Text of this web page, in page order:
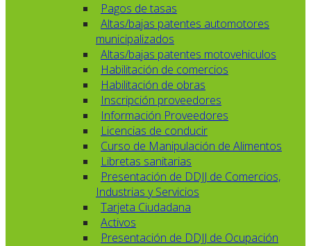
Pagos de tasas
Altas/bajas patentes automotores
municipalizados
Altas/bajas patentes motovehiculos
Habilitación de comercios
Habilitación de obras
Inscripción proveedores
Información Proveedores
Licencias de conducir
Curso de Manipulación de Alimentos
Libretas sanitarias
Presentación de DDJJ de Comercios,
Industrias y Servicios
Tarjeta Ciudadana
Activos
Presentación de DDJJ de Ocupación